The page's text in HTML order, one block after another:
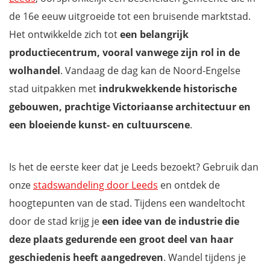
reisgids
de 16e eeuw uitgroeide tot een bruisende marktstad.
Het ontwikkelde zich toteen belangrijk
productiecentrum, vooral vanwege zijn rol in de
wolhandel. Vandaag de dag kan de Noord-Engelse
stad uitpakken met indrukwekkende historische
gebouwen, prachtige Victoriaanse architectuur en
een bloeiende kunst- en cultuurscene.
Is het de eerste keer dat je Leeds bezoekt? Gebruik dan
onzestadswandeling door Leeds en ontdek de
hoogtepunten van de stad. Tijdens een wandeltocht
door de stad krijg jeeen idee van de industrie die
deze plaats gedurende een groot deel van haar
geschiedenis heeft aangedreven. Wandel tijdens je